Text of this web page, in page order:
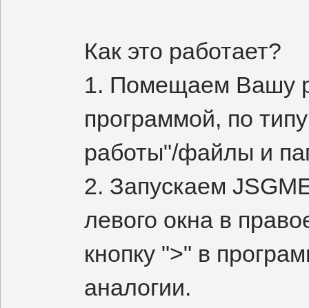
Как это работает?
1. Помещаем Вашу
программой, по
работы"/файлы и
2. Запускаем
левого окна в
кнопку ">" в
аналогии.